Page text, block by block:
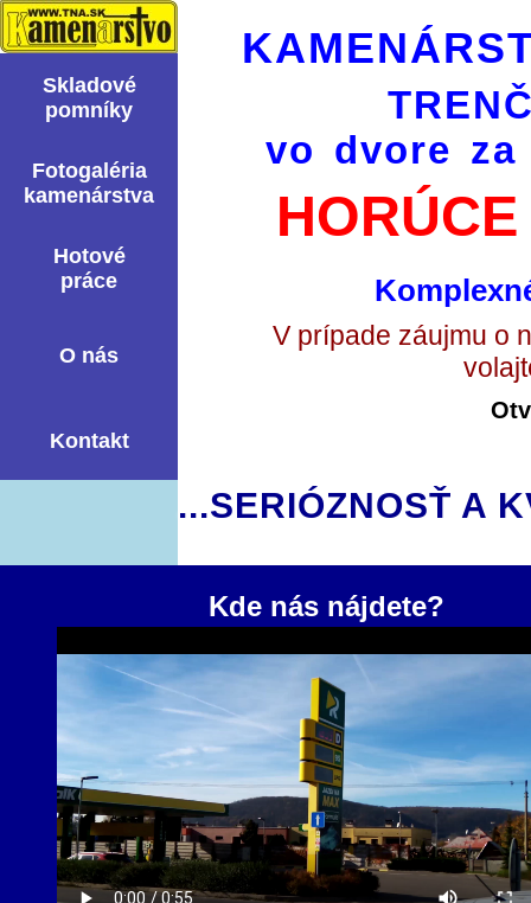
Skladové
pomní­ky
Fotogaléria
kamenárstva
Hotové
práce
O nás
Kontakt
vo dvore za
V prípade záujmu o
...SERIÓZNOSŤ A
Kde nás nájdete?